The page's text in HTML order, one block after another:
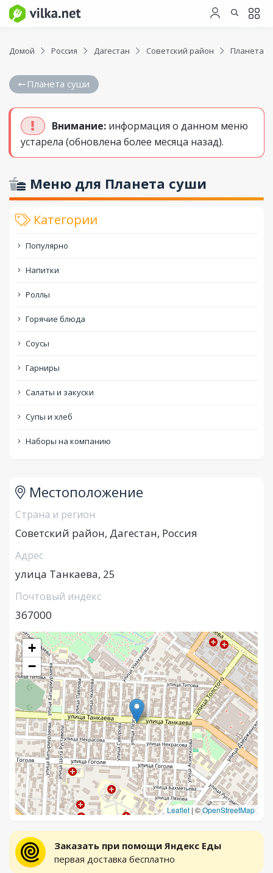
Домой Россия Дагестан Советский район Планета
Планета суши
Внимание: информация о данном меню
устарела (обновлена более месяца назад).
Меню для Планета суши
Категории
Популярно
Напитки
Роллы
Горячие блюда
Соусы
Гарниры
Салаты и закуски
Супы и хлеб
Наборы на компанию
Местоположение
Страна и регион
Советский район, Дагестан, Россия
Адрес
улица Танкаева, 25
Почтовый индекс
367000
+
−
Leaflet | ©OpenStreetMap
Заказать при помощи Яндекс Еды
первая доставка бесплатно